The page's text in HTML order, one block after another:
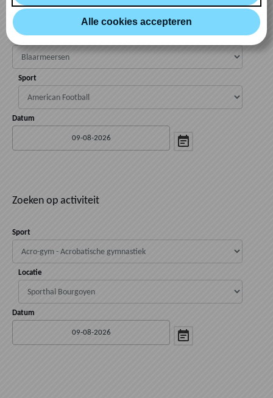
Zoeken op locatie
Locatie
Sport
Datum
Zoeken op activiteit
Sport
Locatie
Datum